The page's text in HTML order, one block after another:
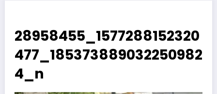
28958455_1577288152320
477_185373889032250982
4_n